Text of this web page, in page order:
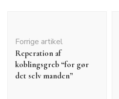
Forrige artikel
Reperation af
koblingsgreb “for gør
det selv manden”